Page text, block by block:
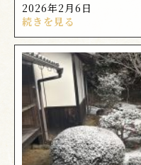
2026年2月6日
続きを見る